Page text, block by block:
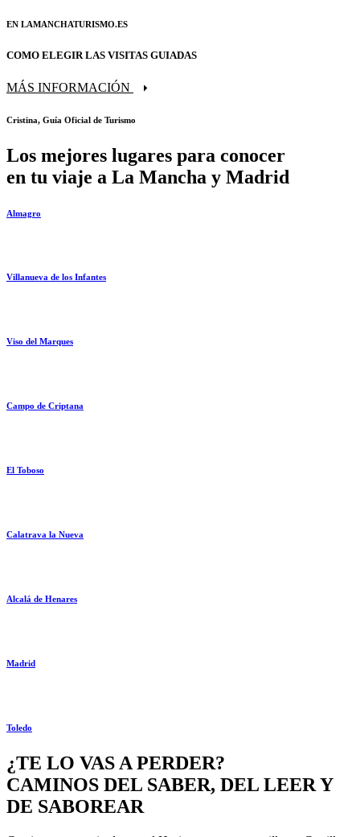
EN LAMANCHATURISMO.ES
COMO ELEGIR LAS VISITAS GUIADAS
MÁS INFORMACIÓN
Cristina, Guía Oficial de Turismo
Los mejores lugares para conocer
en tu viaje a La Mancha y Madrid
Almagro
Villanueva de los Infantes
Viso del Marques
Campo de Criptana
El Toboso
Calatrava la Nueva
Alcalá de Henares
Madrid
Toledo
¿TE LO VAS A PERDER?
CAMINOS DEL SABER, DEL LEER Y
DE SABOREAR